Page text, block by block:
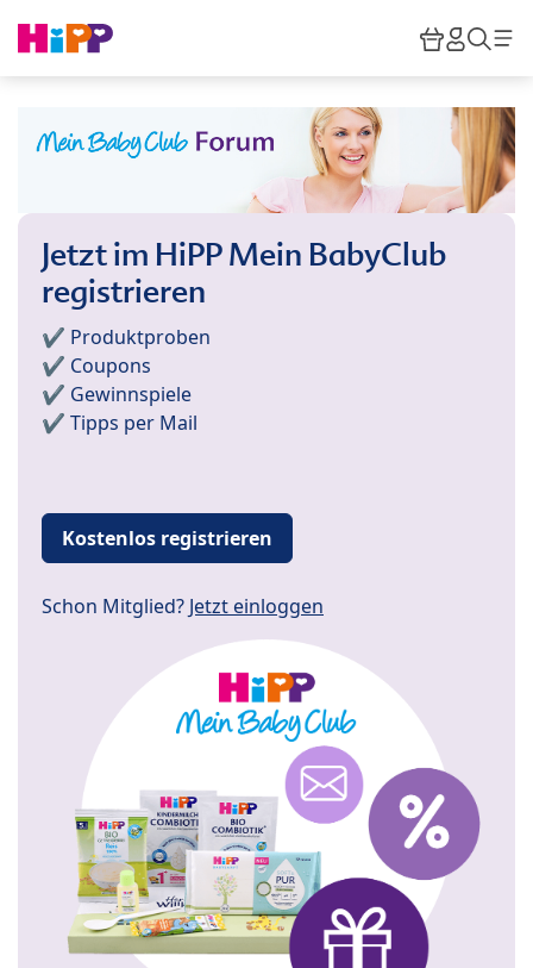
HiPP
Jetzt im HiPP Mein BabyClub
registrieren
✔️ Produktproben
✔️ Coupons
✔️ Gewinnspiele
✔️ Tipps per Mail
Kostenlos registrieren
Schon Mitglied? Jetzt einloggen